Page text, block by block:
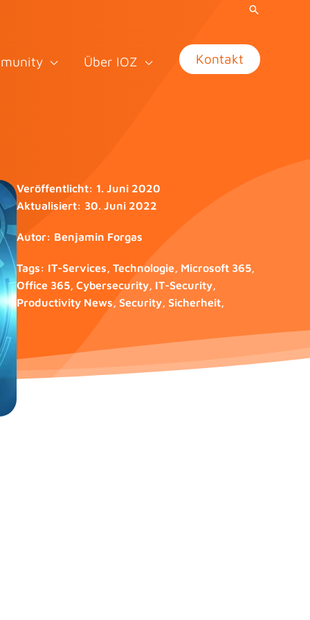
Über IOZ Kontakt
Veröffentlicht: 1. Juni 2020
Aktualisiert: 30. Juni 2022
Autor: Benjamin Forgas
Tags: IT-Services, Technologie, Microsoft 365,
Office 365, Cybersecurity, IT-Security,
Productivity News, Security, Sicherheit,